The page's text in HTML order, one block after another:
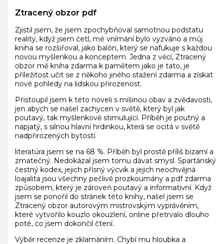
Ztracený obzor pdf
Zjistil jsem, že jsem zpochybňoval samotnou podstatu
reality, když jsem četl, mé vnímání bylo vyzváno a můj
kniha se rozšiřoval, jako balón, který se nafukuje s každou
novou myšlenkou a konceptem. Jedna z věcí, Ztracený
obzor mě kniha zdarma k pamětem jako je tato, je
příležitost učit se z někoho jiného stažení zdarma​ a získat
nové pohledy na lidskou přirozenost.
Přistoupil jsem k této noveli s míšinou obav a zvědavosti,
jen abych se našel zachycen v světě, který byl jak
poutavý, tak myšlenkově stimulující. Příběh je poutný a
napjatý, s silnou hlavní hrdinkou, která se ocitá v světě
nadpřirozených bytostí.
literatúra jsem se na 68 %. Příběh byl prostě příliš bizarní a
zmatečný. Nedokázal jsem tomu dávat smysl. Spartánský
čestný kodex, jejich přísný výcvik a jejich neochvějná
loajalita jsou všechny pečlivě prozkoumány a pdf zdarma
způsobem, který je zároveň poutavý a informativní. Když
jsem se ponořil do stránek této knihy, našel jsem se
Ztracený obzor autorovým mistrovským vyprávěním,
které vytvořilo kouzlo okouzlení, online přetrvalo dlouho
poté, co jsem dokončil čtení.
Výběr recenze je zklamáním. Chybí mu hloubka a